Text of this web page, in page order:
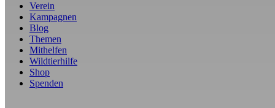
Verein
Kampagnen
Blog
Themen
Mithelfen
Wildtierhilfe
Shop
Spenden